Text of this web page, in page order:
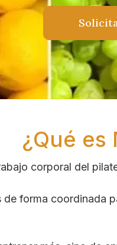
¿Qué es
corporal del
forma coordinada